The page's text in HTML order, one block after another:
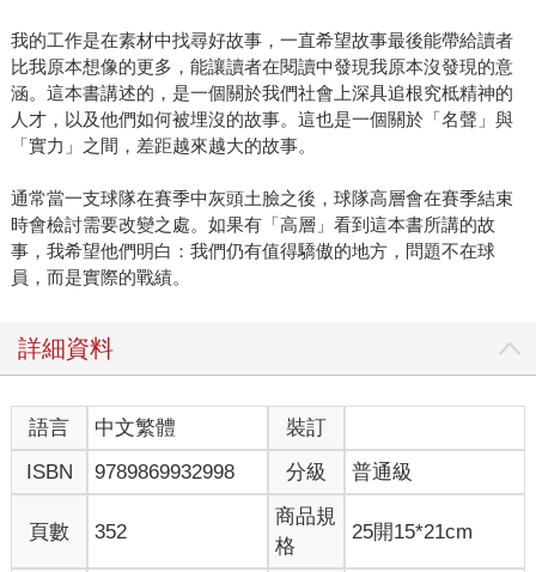
我的工作是在素材中找尋好故事，一直希望故事最後能帶給讀者
比我原本想像的更多，能讓讀者在閱讀中發現我原本沒發現的意
涵。這本書講述的，是一個關於我們社會上深具追根究柢精神的
人才，以及他們如何被埋沒的故事。這也是一個關於「名聲」與
「實力」之間，差距越來越大的故事。
通常當一支球隊在賽季中灰頭土臉之後，球隊高層會在賽季結束
時會檢討需要改變之處。如果有「高層」看到這本書所講的故
事，我希望他們明白：我們仍有值得驕傲的地方，問題不在球
員，而是實際的戰績。
詳細資料
語言 中文繁體
裝訂
ISBN
9789869932998 分級 普通級
頁數 352
商品規
格
25開15*21cm